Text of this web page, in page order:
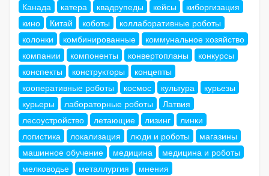
Канада
катера квадрупеды кейсы
киборгизация
кино
Китай коботы
коллаборативные роботы
колонки
комбинированные
коммунальное хозяйство
компании
компоненты конвертопланы
конкурсы
конспекты
конструкторы
концепты
кооперативные роботы
космос культура
курьезы
курьеры
лабораторные роботы
Латвия
лесоустройство
летающие лизинг
линки
логистика
локализация люди и роботы
магазины
машинное обучение
медицина
медицина и роботы
мелководье
металлургия
мнения